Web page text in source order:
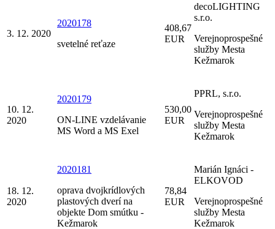
3. 12. 2020
2020178
svetelné reťaze
408,67
EUR
decoLIGHTING
s.r.o.
Verejnoprospešné
služby Mesta
Kežmarok
10. 12.
2020
2020179
ON-LINE vzdelávanie
MS Word a MS Exel
530,00
EUR
PPRL, s.r.o.
Verejnoprospešné
služby Mesta
Kežmarok
18. 12.
2020
2020181
oprava dvojkrídlových
plastových dverí na
objekte Dom smútku -
Kežmarok
78,84
EUR
Marián Ignáci -
ELKOVOD
Verejnoprospešné
služby Mesta
Kežmarok